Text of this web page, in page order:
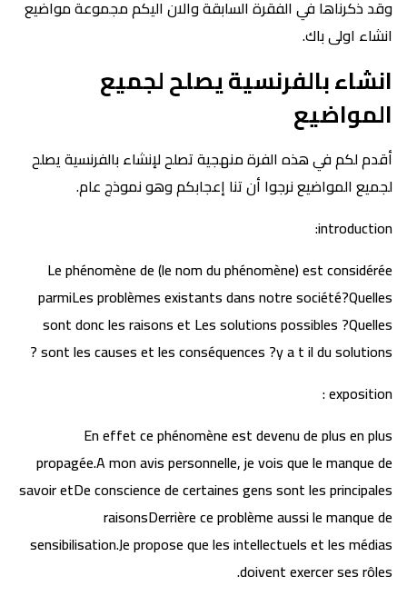
وقد ذكرناها في الفقرة السابقة والان اليكم مجموعة مواضيع
انشاء اولى باك.
انشاء بالفرنسية يصلح لجميع
المواضيع
أقدم لكم في هذه الفرة منهجية تصلح لإنشاء بالفرنسية يصلح
لجميع المواضيع نرجوا أن تنا إعجابكم وهو نموذج عام.
introduction:
Le phénomène de (le nom du phénomène) est considérée
parmiLes problèmes existants dans notre société?Quelles
sont donc les raisons et Les solutions possibles ?Quelles
sont les causes et les conséquences ?y a t il du solutions ?
exposition :
En effet ce phénomène est devenu de plus en plus
propagée.A mon avis personnelle, je vois que le manque de
savoir etDe conscience de certaines gens sont les principales
raisonsDerrière ce problème aussi le manque de
sensibilisation.Je propose que les intellectuels et les médias
doivent exercer ses rôles.